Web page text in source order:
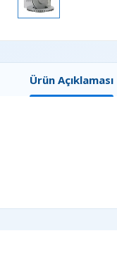
Ürün Açıklaması